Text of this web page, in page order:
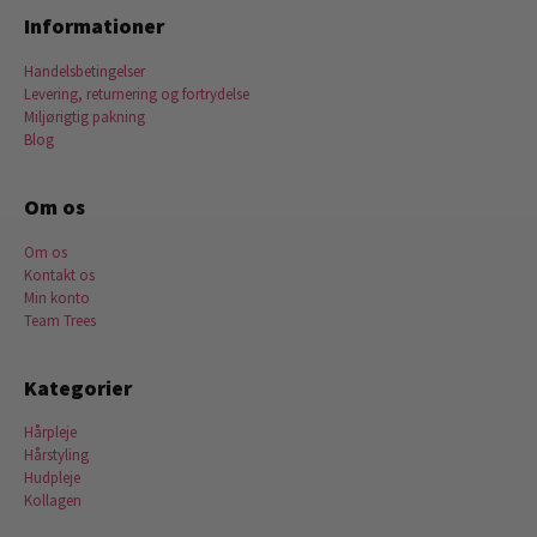
Informationer
Handelsbetingelser
Levering, returnering og fortrydelse
Miljørigtig pakning
Blog
Om os
Om os
Kontakt os
Min konto
Team Trees
Kategorier
Hårpleje
Hårstyling
Hudpleje
Kollagen